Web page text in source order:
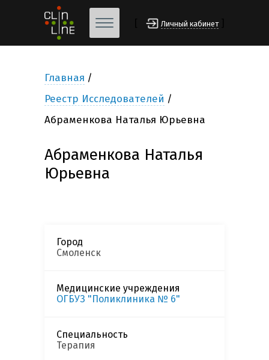
Личный кабинет
Главная
Реестр Исследователей
Абраменкова Наталья Юрьевна
Абраменкова Наталья
Юрьевна
Город
Смоленск
Медицинские учреждения
ОГБУЗ "Поликлиника № 6"
Специальность
Терапия